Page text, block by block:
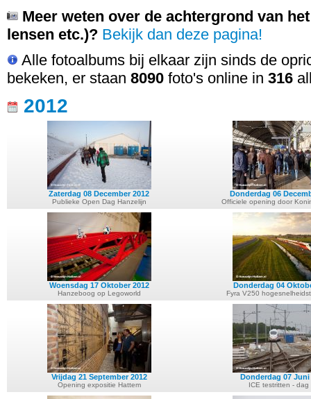
Meer weten over de achtergrond van
lensen etc.)? Bekijk dan deze pagina!
Alle fotoalbums bij elkaar zijn sinds de
bekeken, er staan 8090 foto's online in 316
2012
Zaterdag 08 December 2012
Publieke Open Dag Hanzelijn
Donderdag 06
Officiele opening door
Woensdag 17 Oktober 2012
Hanzeboog op Legoworld
Donderdag 04
Fyra V250
Vrijdag 21 September 2012
Opening expositie Hattem
Donderdag 07 Juni
ICE testritten - dag